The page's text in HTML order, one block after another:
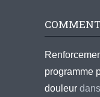
programme
douleur dans